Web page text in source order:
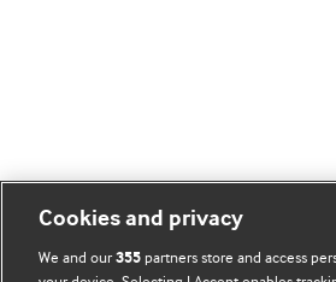
Cookies and privacy
We and our355 partners store and access